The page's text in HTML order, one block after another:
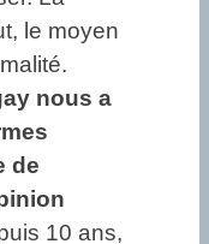
le moyen
nous a
de
10 ans,